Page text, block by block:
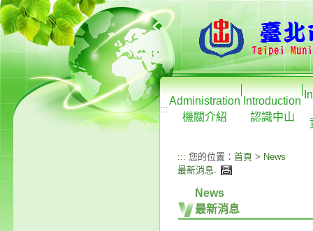
:::
Administration
機關介紹
Introduction
認識中山
::: 您的位置： 首頁 > News
最新消息.
News
最新消息